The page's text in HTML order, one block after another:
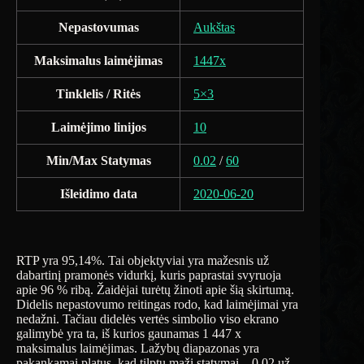
Nepastovumas Aukštas
Maksimalus laimėjimas 1447x
Tinklelis / Ritės 5×3
Laimėjimo linijos 10
Min/Max Statymas 0.02 /60
Išleidimo data 2020-06-20
RTP yra 95,14%. Tai objektyviai yra mažesnis už
dabartinį pramonės vidurkį, kuris paprastai svyruoja
apie 96 % ribą. Žaidėjai turėtų žinoti apie šią skirtumą.
Didelis nepastovumo reitingas rodo, kad laimėjimai yra
nedažni. Tačiau didelės vertės simbolio viso ekrano
galimybė yra ta, iš kurios gaunamas 1 447 x
maksimalus laimėjimas. Lažybų diapazonas yra